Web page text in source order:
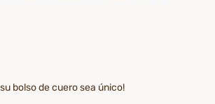
bolso de cuero sea único!